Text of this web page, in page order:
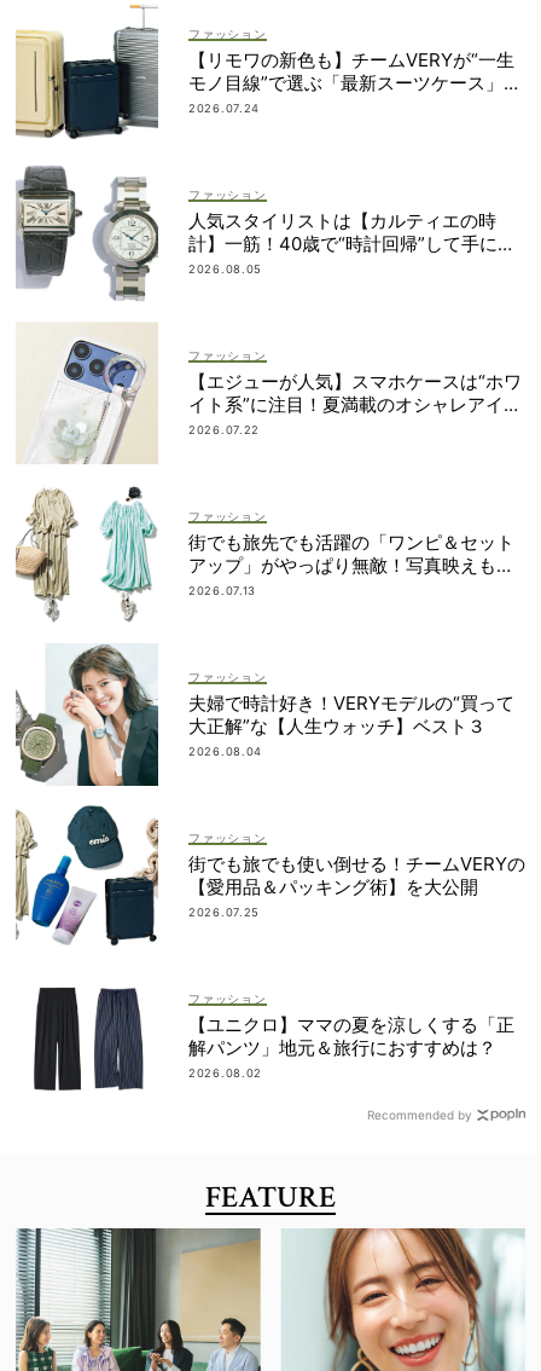
ファッション
【リモワの新色も】チームVERYが“一生
モノ目線”で選ぶ「最新スーツケース」5
選！
2026.07.24
ファッション
人気スタイリストは【カルティエの時
計】一筋！40歳で“時計回帰”して手に入
れた名品は？
2026.08.05
ファッション
【エジューが人気】スマホケースは“ホワ
イト系”に注目！夏満載のオシャレアイテ
ム４選
2026.07.22
ファッション
街でも旅先でも活躍の「ワンピ＆セット
アップ」がやっぱり無敵！写真映えも着
回し力も◎
2026.07.13
ファッション
夫婦で時計好き！VERYモデルの“買って
大正解”な【人生ウォッチ】ベスト３
2026.08.04
ファッション
街でも旅でも使い倒せる！チームVERYの
【愛用品＆パッキング術】を大公開
2026.07.25
ファッション
【ユニクロ】ママの夏を涼しくする「正
解パンツ」地元＆旅行におすすめは？
2026.08.02
Recommended by
FEATURE